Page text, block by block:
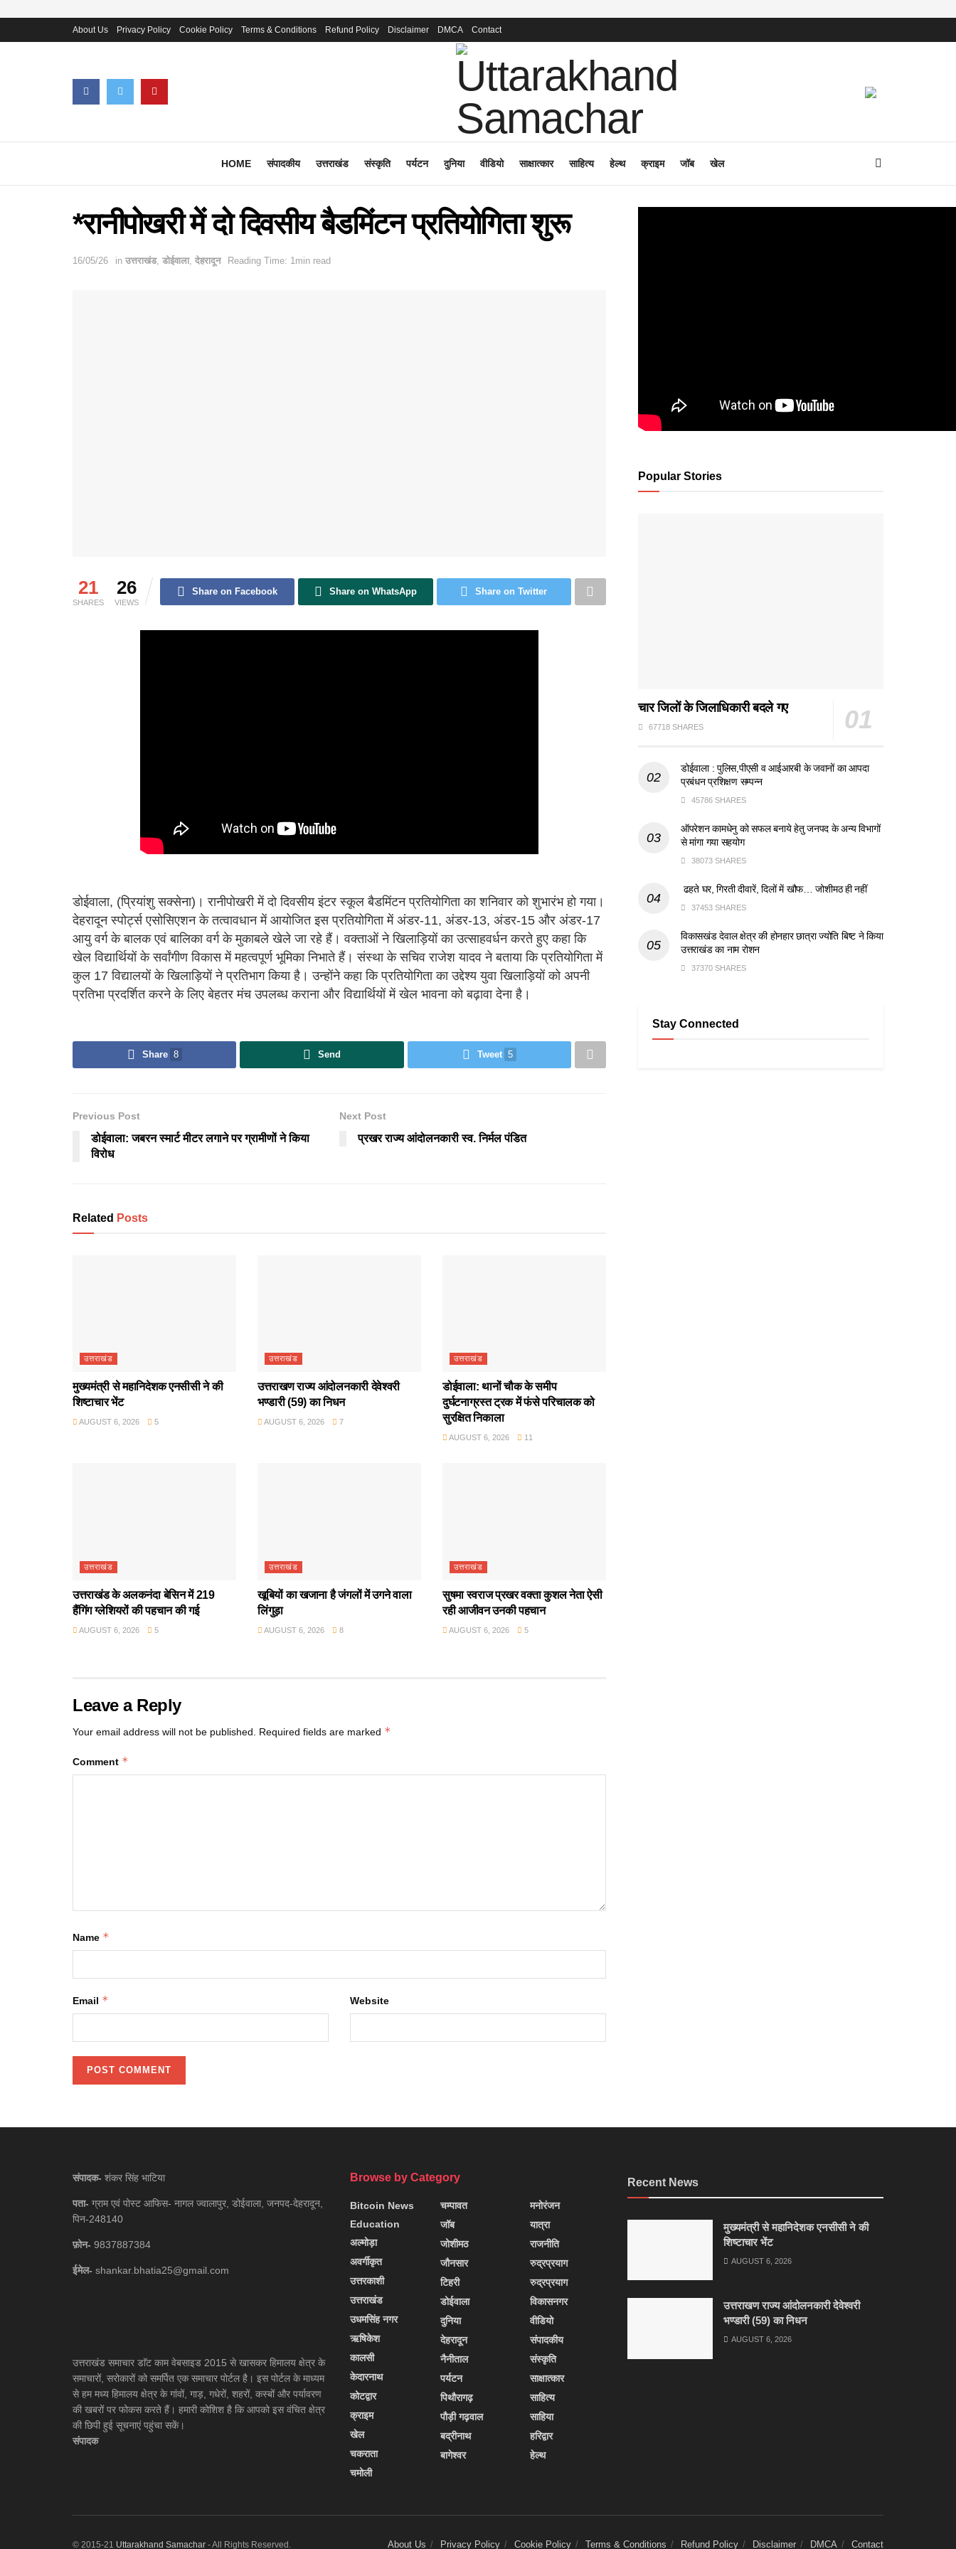
About Us Privacy Policy Cookie Policy Terms & Conditions Refund Policy Disclaimer DMCA Contact
HOME संपादकीय उत्तराखंड संस्कृति पर्यटन दुनिया वीडियो साक्षात्कार साहित्य हेल्थ क्राइम जॉब खेल
*रानीपोखरी में दो दिवसीय बैडमिंटन प्रतियोगिता शुरू
16/05/26 in उत्तराखंड, डोईवाला, देहरादून Reading Time: 1min read
21
SHARES
26
VIEWS
Share on Facebook Share on WhatsApp Share on Twitter
डोईवाला, (प्रियांशु सक्सेना)। रानीपोखरी में दो दिवसीय इंटर स्कूल बैडमिंटन प्रतियोगिता का शनिवार को शुभारंभ हो गया।
देहरादून स्पोर्ट्स एसोसिएशन के तत्वावधान में आयोजित इस प्रतियोगिता में अंडर-11, अंडर-13, अंडर-15 और अंडर-17
आयु वर्ग के बालक एवं बालिका वर्ग के मुकाबले खेले जा रहे हैं। वक्ताओं ने खिलाड़ियों का उत्साहवर्धन करते हुए कहा कि
खेल विद्यार्थियों के सर्वांगीण विकास में महत्वपूर्ण भूमिका निभाते हैं। संस्था के सचिव राजेश यादव ने बताया कि प्रतियोगिता में
कुल 17 विद्यालयों के खिलाड़ियों ने प्रतिभाग किया है। उन्होंने कहा कि प्रतियोगिता का उद्देश्य युवा खिलाड़ियों को अपनी
प्रतिभा प्रदर्शित करने के लिए बेहतर मंच उपलब्ध कराना और विद्यार्थियों में खेल भावना को बढ़ावा देना है।
Share 8 Send Tweet 5
Previous Post
डोईवाला: जबरन स्मार्ट मीटर लगाने पर ग्रामीणों ने किया
विरोध
Next Post
प्रखर राज्य आंदोलनकारी स्व. निर्मल पंडित
Related Posts
उत्तराखंड
मुख्यमंत्री से महानिदेशक एनसीसी ने की
शिष्टाचार भेंट
AUGUST 6, 2026 5
उत्तराखंड
उत्तराखण राज्य आंदोलनकारी देवेश्वरी
भण्डारी (59) का निधन
AUGUST 6, 2026 7
उत्तराखंड
डोईवाला: थानों चौक के समीप
दुर्घटनाग्रस्त ट्रक में फंसे परिचालक को
सुरक्षित निकाला
AUGUST 6, 2026 11
उत्तराखंड
उत्तराखंड के अलकनंदा बेसिन में 219
हैंगिंग ग्लेशियरों की पहचान की गई
AUGUST 6, 2026 5
उत्तराखंड
खूबियों का खजाना है जंगलों में उगने वाला
लिंगुड़ा
AUGUST 6, 2026 8
उत्तराखंड
सुषमा स्वराज प्रखर वक्ता कुशल नेता ऐसी
रही आजीवन उनकी पहचान
AUGUST 6, 2026 5
Leave a Reply
Your email address will not be published. Required fields are marked *
Comment *
Name *
Email * Website
Popular Stories
चार जिलों के जिलाधिकारी बदले गए
67718 SHARES
डोईवाला : पुलिस,पीएसी व आईआरबी के जवानों का आपदा
प्रबंधन प्रशिक्षण सम्पन्न
45786 SHARES
ऑपरेशन कामधेनु को सफल बनाये हेतु जनपद के अन्य विभागों
से मांगा गया सहयोग
38073 SHARES
ढहते घर, गिरती दीवारें, दिलों में खौफ… जोशीमठ ही नहीं
37453 SHARES
विकासखंड देवाल क्षेत्र की होनहार छात्रा ज्योति बिष्ट ने किया
उत्तराखंड का नाम रोशन
37370 SHARES
Stay Connected
संपादक- शंकर सिंह भाटिया
पता- ग्राम एवं पोस्ट आफिस- नागल ज्वालापुर, डोईवाला, जनपद-देहरादून,
पिन-248140
फ़ोन- 9837887384
ईमेल- shankar.bhatia25@gmail.com
उत्तराखंड समाचार डाॅट काम वेबसाइड 2015 से खासकर हिमालय क्षेत्र के
समाचारों, सरोकारों को समर्पित एक समाचार पोर्टल है। इस पोर्टल के माध्यम
से हम मध्य हिमालय क्षेत्र के गांवों, गाड़, गधेरों, शहरों, कस्बों और पर्यावरण
की खबरों पर फोकस करते हैं। हमारी कोशिश है कि आपको इस वंचित क्षेत्र
की छिपी हुई सूचनाएं पहुंचा सकें।
संपादक
Browse by Category
Bitcoin News
Education
अल्मोड़ा
अवर्गीकृत
उत्तरकाशी
उत्तराखंड
उधमसिंह नगर
ऋषिकेश
कालसी
केदारनाथ
कोटद्वार
क्राइम
खेल
चकराता
चमोली
चम्पावत
जॉब
जोशीमठ
जौनसार
टिहरी
डोईवाला
दुनिया
देहरादून
नैनीताल
पर्यटन
पिथौरागढ़
पौड़ी गढ़वाल
बद्रीनाथ
बागेश्वर
मनोरंजन
यात्रा
राजनीति
रुद्रप्रयाग
रुद्रप्रयाग
विकासनगर
वीडियो
संपादकीय
संस्कृति
साक्षात्कार
साहित्य
साहिया
हरिद्वार
हेल्थ
Recent News
मुख्यमंत्री से महानिदेशक एनसीसी ने की
शिष्टाचार भेंट
AUGUST 6, 2026
उत्तराखण राज्य आंदोलनकारी देवेश्वरी
भण्डारी (59) का निधन
AUGUST 6, 2026
About Us Privacy Policy Cookie Policy Terms & Conditions Refund Policy Disclaimer DMCA Contact
© 2015-21 Uttarakhand Samachar - All Rights Reserved.